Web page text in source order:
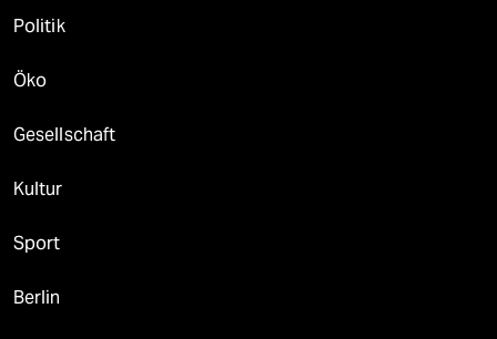
Politik
Öko
Gesellschaft
Kultur
Sport
Berlin